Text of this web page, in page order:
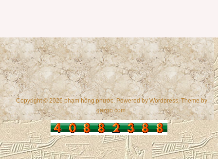
Copyright © 2026 phạm hồng phước. Powered byWordpress, Theme by
gazpo.com.